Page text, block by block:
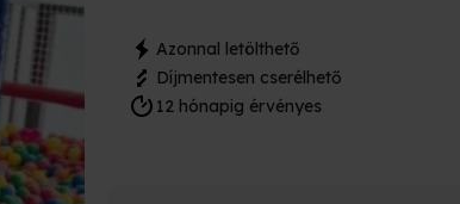
Azonnal letölthető
Díjmentesen cserélhető
12 hónapig érvényes